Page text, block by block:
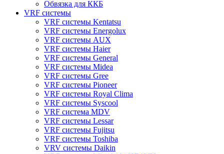
Обвязка для ККБ
VRF системы
VRF системы Kentatsu
VRF системы Energolux
VRF системы AUX
VRF системы Haier
VRF системы General
VRF системы Midea
VRF системы Gree
VRF системы Pioneer
VRF системы Royal Clima
VRF системы Syscool
VRF система MDV
VRF системы Lessar
VRF системы Fujitsu
VRF системы Toshiba
VRV системы Daikin